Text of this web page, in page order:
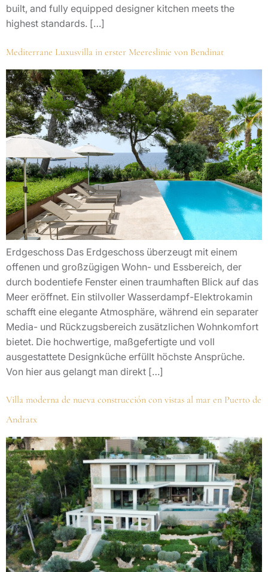
built, and fully equipped designer kitchen meets the
highest standards. […]
Mediterrane Luxusvilla in erster Meereslinie von Bendinat
Erdgeschoss Das Erdgeschoss überzeugt mit einem
offenen und großzügigen Wohn- und Essbereich, der
durch bodentiefe Fenster einen traumhaften Blick auf das
Meer eröffnet. Ein stilvoller Wasserdampf-Elektrokamin
schafft eine elegante Atmosphäre, während ein separater
Media- und Rückzugsbereich zusätzlichen Wohnkomfort
bietet. Die hochwertige, maßgefertigte und voll
ausgestattete Designküche erfüllt höchste Ansprüche.
Von hier aus gelangt man direkt […]
Villa moderna de nueva construcción con vistas al mar en Puerto de
Andratx